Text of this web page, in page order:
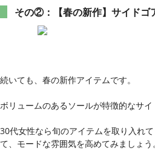
その②：【春の新作】サイドゴ
続いても、春の新作アイテムです。
ボリュームのあるソールが特徴的なサ
30代女性なら旬のアイテムを取り入れ
て、モードな雰囲気を高めてみましょう。